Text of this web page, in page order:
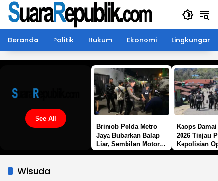
Langsung
konten
Beranda
Politik Hukum Ekonomi Lingkungan
See All
Brimob Polda Metro
Jaya Bubarkan Balap
Liar, Sembilan Motor
Kaops
2026 Tinjau
Kepolisian
Wisuda